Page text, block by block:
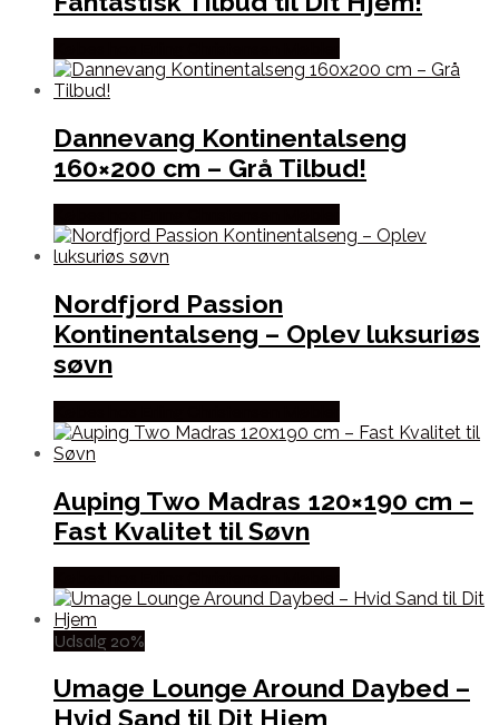
Dannevang Kontinentalseng
160×200 cm – Grå Tilbud!
Nordfjord Passion
Kontinentalseng – Oplev luksuriøs
søvn
Auping Two Madras 120×190 cm –
Fast Kvalitet til Søvn
Udsalg 20%
Umage Lounge Around Daybed –
Hvid Sand til Dit Hjem